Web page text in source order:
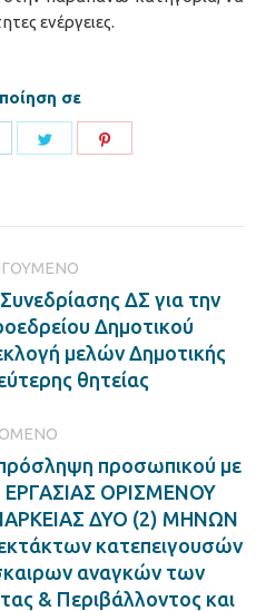
ενέργειες.
σε
Previous
post:
ΔΣ για την
Δημοτικού
μελών Δημοτικής
θητείας
Next
post:
προσωπικού με
ΟΡΙΣΜΕΝΟΥ
ΔΥΟ (2) ΜΗΝΩΝ
κατεπειγουσών
αναγκών των
& Περιβάλλοντος και